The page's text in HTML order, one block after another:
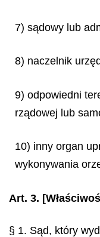
7) sądowy lub
8) naczelnik
9) odpowiedni
rządowej lub
10) inny organ
wykonywania
Art. 3.
§ 1. Sąd, który